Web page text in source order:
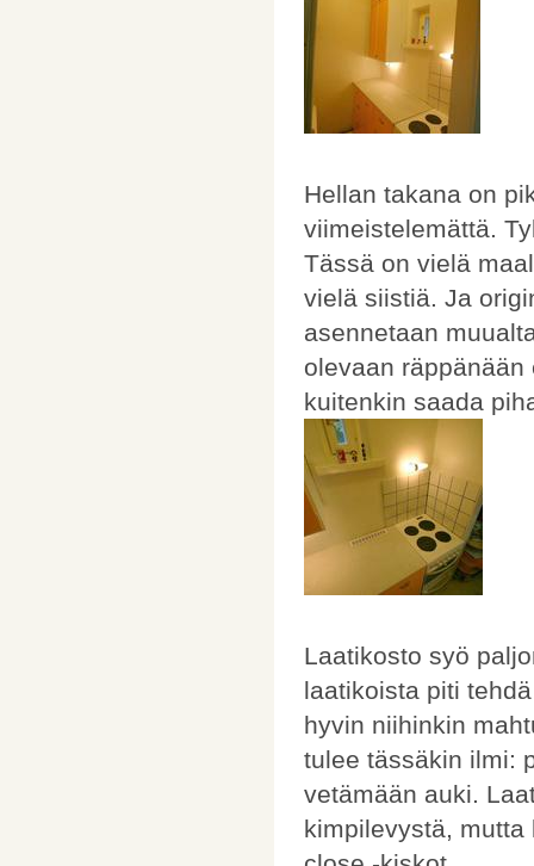
Hellan takana on
viimeistelemättä.
Tässä on vielä
vielä siistiä. Ja
asennetaan
olevaan
kuitenkin saada
Laatikosto syö
laatikoista piti
hyvin niihinkin
tulee tässäkin ilmi:
vetämään auki.
kimpilevystä,